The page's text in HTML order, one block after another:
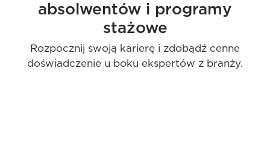
absolwentów i programy
stażowe
Rozpocznij swoją karierę i zdobądź cenne
doświadczenie u boku ekspertów z branży.